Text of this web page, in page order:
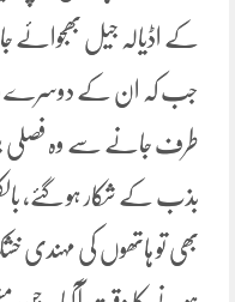
کے اڈیالہ جیل
جب کہ ان کے دوسرے دو
طرف جانے سے وہ فصلی
بذب کے شکار ہو گئے،
بھی تو ہاتھوں کی مہندی